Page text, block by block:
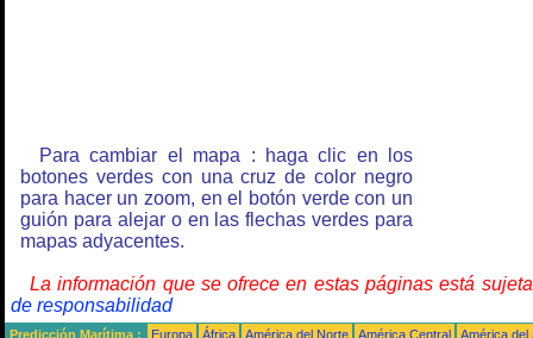
Para cambiar el mapa : haga clic en los
botones verdes con una cruz de color negro
para hacer un zoom, en el botón verde con un
guión para alejar o en las flechas verdes para
mapas adyacentes.
La información que se ofrece en estas páginas está
de responsabilidad
Predicción Marítima : Europa África América del Norte América Central
América del